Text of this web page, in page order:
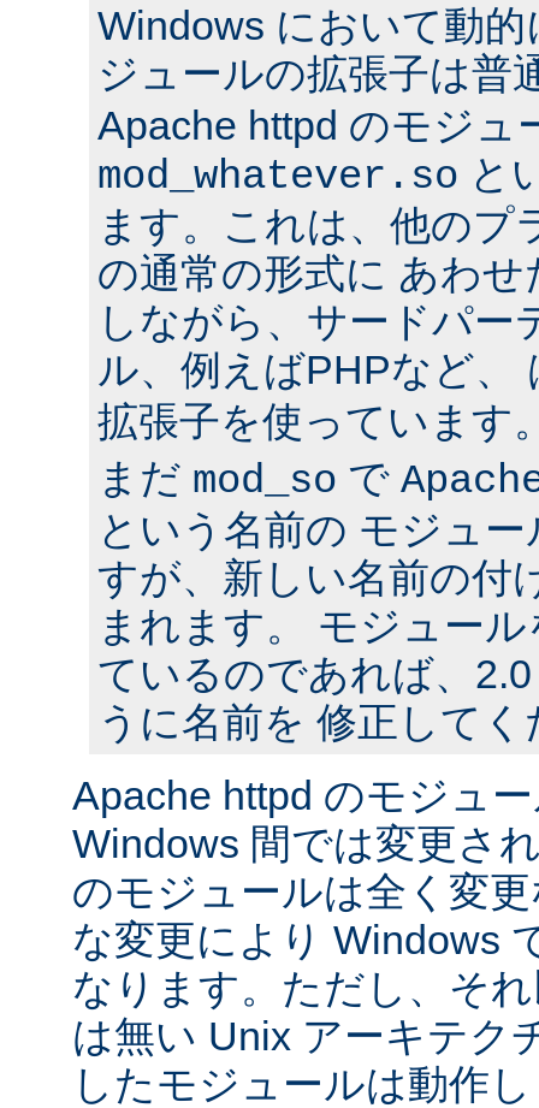
Windows において動
ジュールの拡張子は普
Apache httpd のモジュ
mod_whatever.so と
ます。これは、他のプ
の通常の形式に あわ
しながら、サードパー
ル、例えばPHPなど、
拡張子を使っています
まだ mod_so で
という名前の モジュ
すが、新しい名前の付
まれます。 モジュー
ているのであれば、
うに名前を 修正して
Apache httpd のモジュ
Windows 間では変更さ
のモジュールは全く変
な変更により Windows
なります。ただし、そ
は無い Unix アーキテク
したモジュールは動作